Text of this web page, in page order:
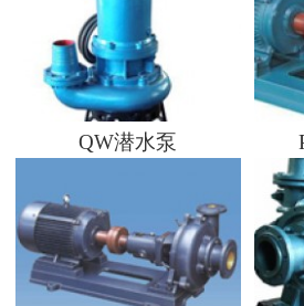
QW潜水泵